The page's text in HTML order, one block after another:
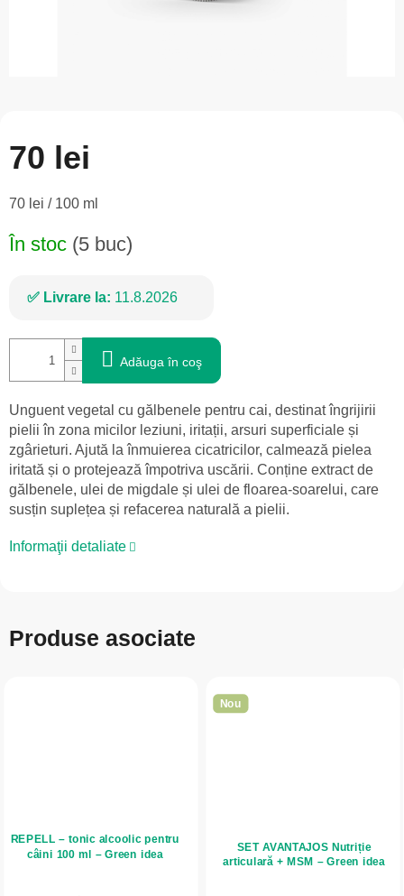
70 lei
Evaluare
70 lei / 100 ml
În stoc (5 buc)
Livrare la: 11.8.2026
Adăuga în coş
Unguent vegetal cu gălbenele pentru cai, destinat îngrijirii
pielii în zona micilor leziuni, iritații, arsuri superficiale și
zgârieturi. Ajută la înmuierea cicatricilor, calmează pielea
iritată și o protejează împotriva uscării. Conține extract de
gălbenele, ulei de migdale și ulei de floarea-soarelui, care
susțin suplețea și refacerea naturală a pielii.
Informaţii detaliate
Produse asociate
REPELL – tonic alcoolic pentru
câini 100 ml – Green idea
Nou
SET AVANTAJOS Nutriție
articulară + MSM – Green idea